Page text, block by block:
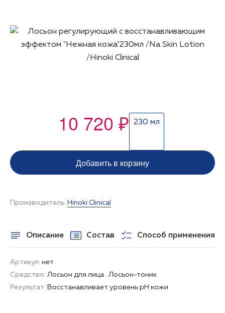
Производитель: Hinoki Clinical
Описание Состав Способ применения
Артикул: нет
Средство: Лосьон для лица . Лосьон-тоник
Результат: Восстанавливает уровень рН кожи
10 720 ₽ 230 мл
Добавить в корзину